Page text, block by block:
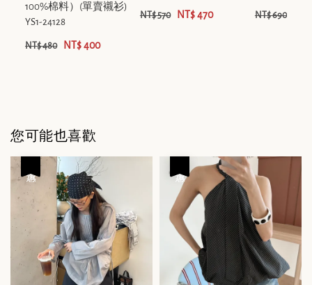
100%棉料）(單賣襯衫)
YS1-24128
NT$ 480 NT$ 400
NT$ 570 NT$ 470 NT$ 690
您可能也喜歡